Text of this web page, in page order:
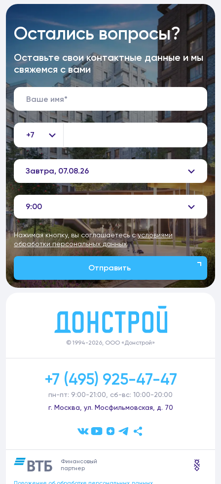
Остались вопросы?
Оставьте свои контактные данные и мы
свяжемся с вами
+7
Завтра, 07.08.26
9:00
Нажимая кнопку, вы соглашаетесь сусловиями
обработки персональных данных
Отправить
© 1994-2026, ООО «Донстрой»
+7 (495) 925-47-47
пн-пт: 9:00-21:00, сб-вс: 10:00-20:00
г. Москва, ул. Мосфильмовская, д. 70
Финансовый
партнер